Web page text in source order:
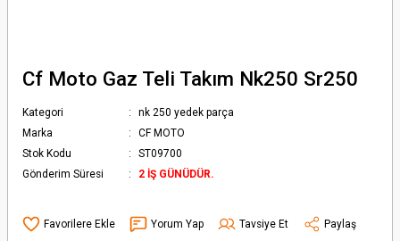
Cf Moto Gaz Teli Takım Nk250 Sr250
Kategori
nk 250 yedek parça
Marka
CF MOTO
Stok Kodu
ST09700
Gönderim Süresi
2 İŞ GÜNÜDÜR.
Yorum Yap Tavsiye Et
Paylaş